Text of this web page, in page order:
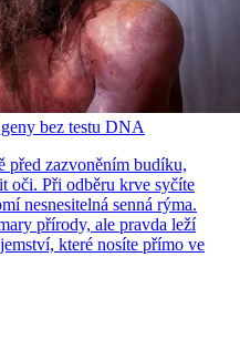
bez testu DNA
před zazvoněním budíku,
oči. Při odběru krve syčíte
nesnesitelná senná rýma.
přírody, ale pravda leží
které nosíte přímo ve